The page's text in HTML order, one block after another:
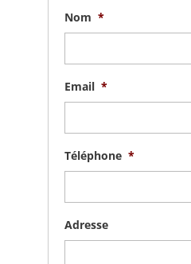
Nom *
Email *
Téléphone *
Adresse